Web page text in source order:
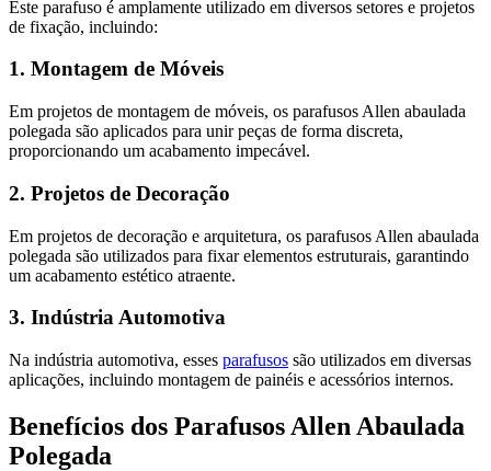
Este parafuso é amplamente utilizado em diversos setores e projetos
de fixação, incluindo:
1. Montagem de Móveis
Em projetos de montagem de móveis, os parafusos Allen abaulada
polegada são aplicados para unir peças de forma discreta,
proporcionando um acabamento impecável.
2. Projetos de Decoração
Em projetos de decoração e arquitetura, os parafusos Allen abaulada
polegada são utilizados para fixar elementos estruturais, garantindo
um acabamento estético atraente.
3. Indústria Automotiva
Na indústria automotiva, esses parafusos são utilizados em diversas
aplicações, incluindo montagem de painéis e acessórios internos.
Benefícios dos Parafusos Allen Abaulada
Polegada